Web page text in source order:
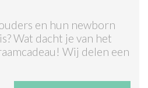
en hun newborn
Wat dacht je van het
Wij delen een